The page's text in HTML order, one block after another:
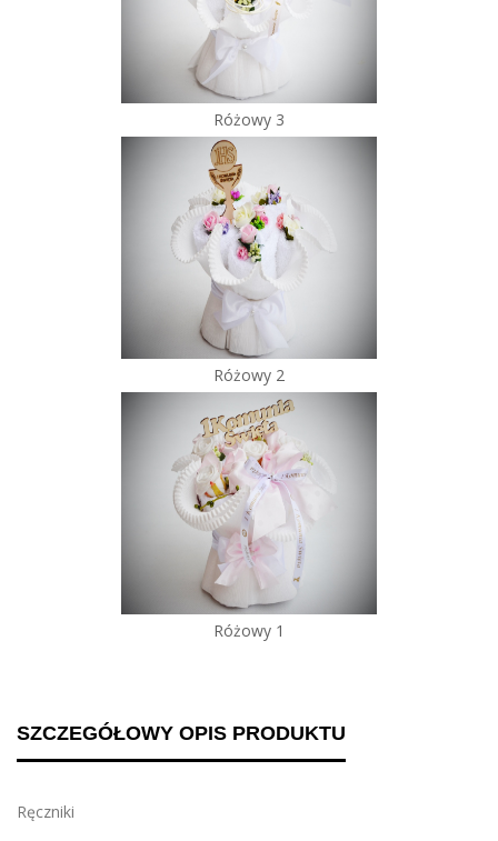
Różowy 3
Różowy 2
Różowy 1
SZCZEGÓŁOWY OPIS PRODUKTU
Ręczniki